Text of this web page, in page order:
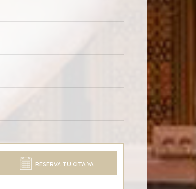
RESERVA TU CITA YA